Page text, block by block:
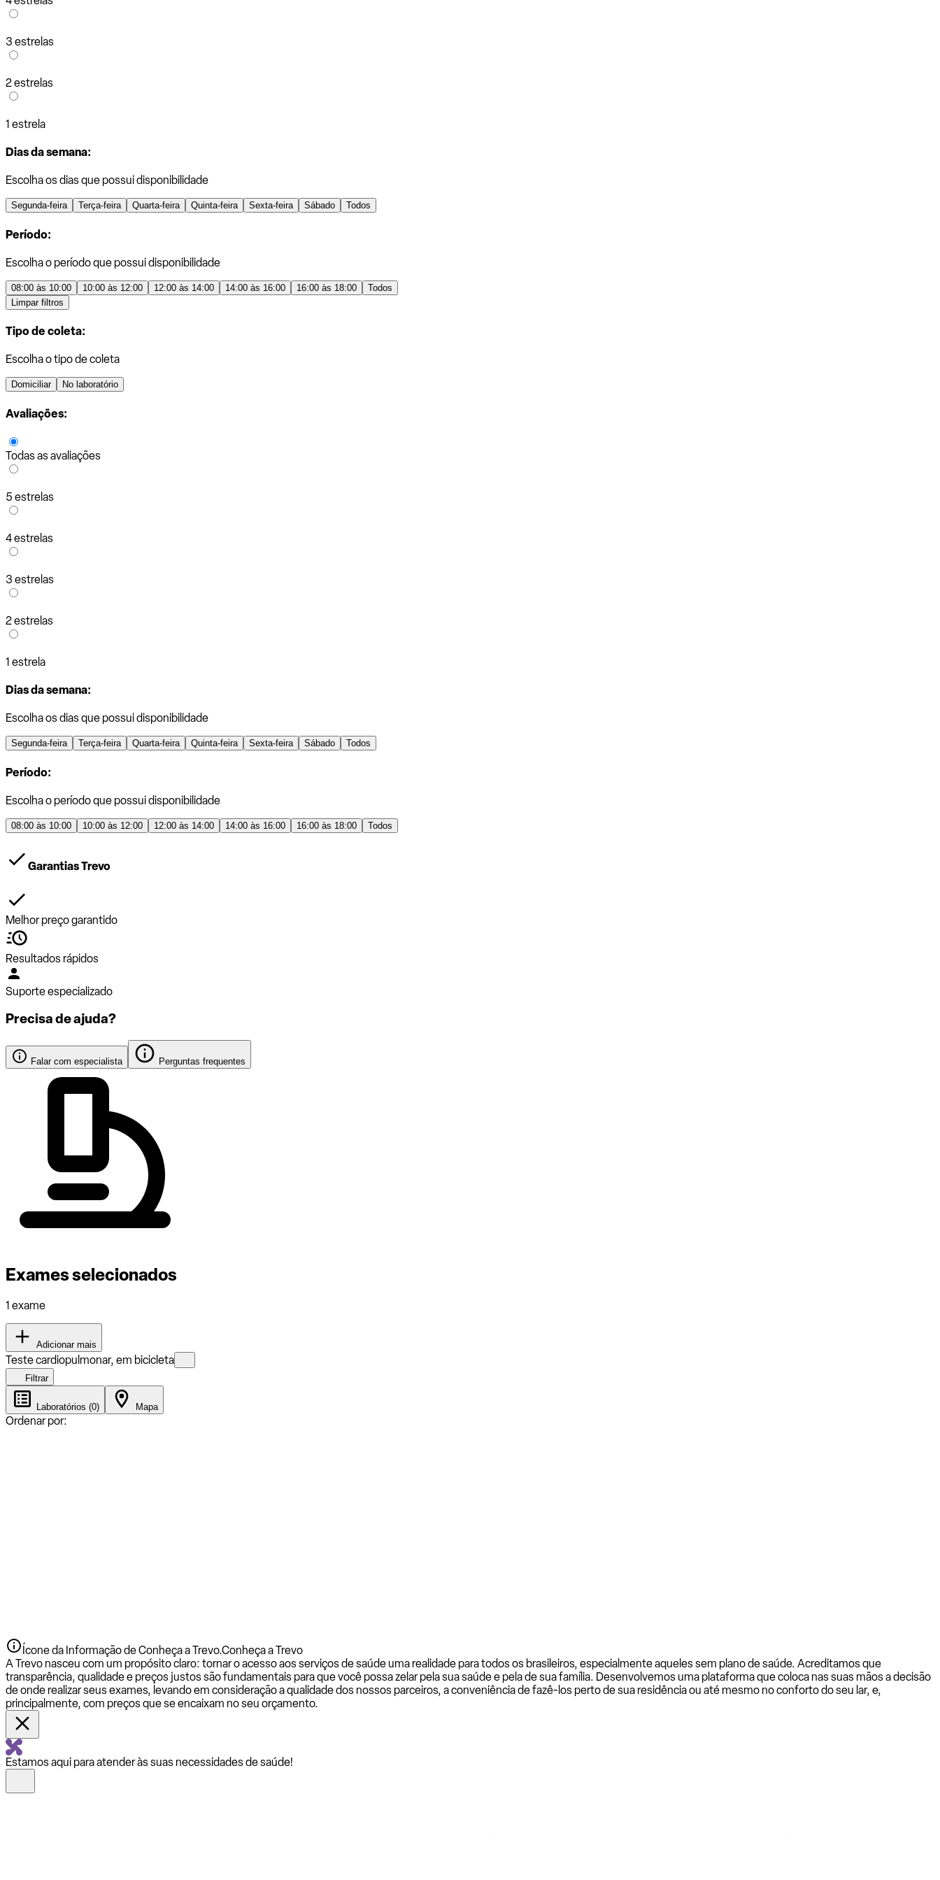
3 estrelas
2 estrelas
1 estrela
Dias da semana:
Escolha os dias que possui disponibilidade
Segunda-feira Terça-feira Quarta-feira Quinta-feira Sexta-feira Sábado Todos
Período:
Escolha o período que possui disponibilidade
08:00 às 10:00 10:00 às 12:00 12:00 às 14:00 14:00 às 16:00 16:00 às 18:00
Todos
Limpar filtros
Tipo de coleta:
Escolha o tipo de coleta
Domiciliar No laboratório
Avaliações:
Todas as avaliações
5 estrelas
4 estrelas
3 estrelas
2 estrelas
1 estrela
Dias da semana:
Escolha os dias que possui disponibilidade
Segunda-feira Terça-feira Quarta-feira Quinta-feira Sexta-feira Sábado Todos
Período:
Escolha o período que possui disponibilidade
08:00 às 10:00 10:00 às 12:00 12:00 às 14:00 14:00 às 16:00 16:00 às 18:00 Todos
Garantias Trevo
Melhor preço garantido
Resultados rápidos
Suporte especializado
Precisa de ajuda?
Falar com especialista Perguntas frequentes
Exames selecionados
1 exame
Adicionar mais
Teste cardiopulmonar, em bicicleta
Filtrar
Laboratórios (0) Mapa
Ordenar por:
Ícone da Informação de Conheça a Trevo.Conheça a Trevo
A Trevo nasceu com um propósito claro: tornar o acesso aos serviços de saúde uma realidade para todos os brasileiros, especialmente aqueles sem plano de saúde. Acreditamos que
transparência, qualidade e preços justos são fundamentais para que você possa zelar pela sua saúde e pela de sua família. Desenvolvemos uma plataforma que coloca nas suas mãos a decisão
de onde realizar seus exames, levando em consideração a qualidade dos nossos parceiros, a conveniência de fazê-los perto de sua residência ou até mesmo no conforto do seu lar, e,
principalmente, com preços que se encaixam no seu orçamento.
Estamos aqui para atender às suas necessidades de saúde!